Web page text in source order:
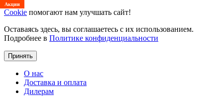
Cookie помогают нам улучшать сайт!
Оставаясь здесь, вы соглашаетесь с их использованием.
Подробнее в Политике конфиденциальности
Принять
О нас
Доставка и оплата
Дилерам
Акции